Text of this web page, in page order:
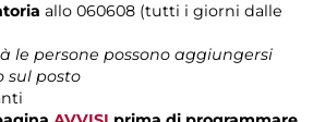
allo 060608 (tutti i giorni dalle
le persone possono aggiungersi
sul posto